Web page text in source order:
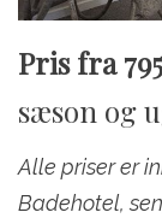
Pris fra 795
sæson og
Alle priser er
Badehotel,